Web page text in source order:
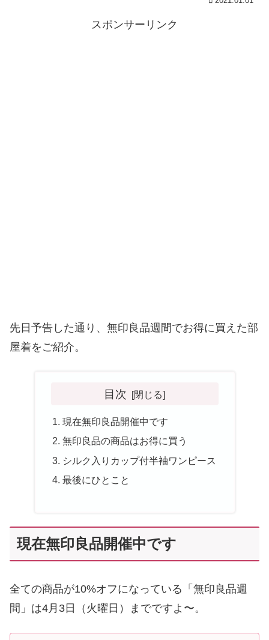
スポンサーリンク
先日予告した通り、無印良品週間でお得に買えた部
屋着をご紹介。
目次
現在無印良品開催中です
無印良品の商品はお得に買う
シルク入りカップ付半袖ワンピース
最後にひとこと
現在無印良品開催中です
全ての商品が10%オフになっている「無印良品週
間」は4月3日（火曜日）までですよ〜。